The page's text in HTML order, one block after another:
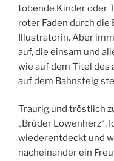
tobende Kinder oder
roter Faden durch die
Illustratorin. Aber
auf, die einsam und
wie auf dem Titel des
auf dem Bahnsteig
Traurig und tröstlich
„Brüder Löwenherz“.
wiederentdeckt und
nacheinander ein